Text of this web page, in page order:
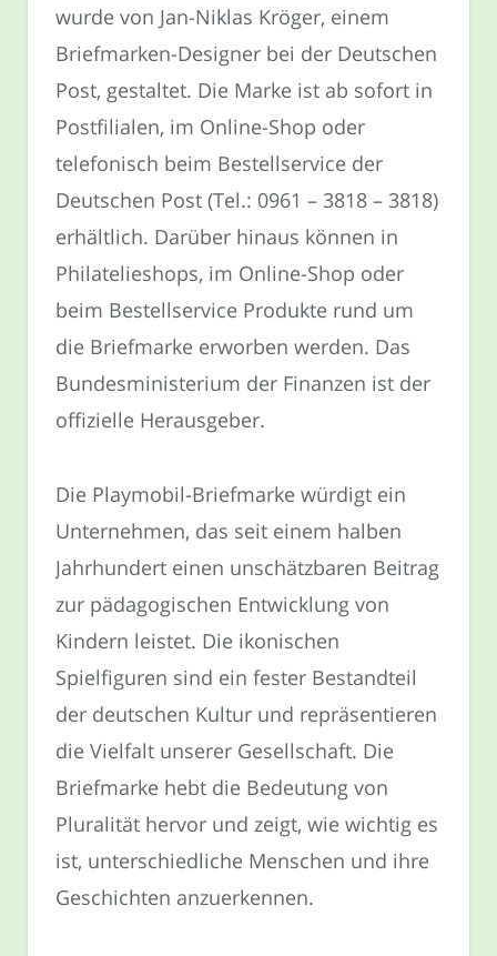
wurde von Jan-Niklas Kröger, einem
Briefmarken-Designer bei der Deutschen
Post, gestaltet. Die Marke ist ab sofort in
Postfilialen, im Online-Shop oder
telefonisch beim Bestellservice der
Deutschen Post (Tel.: 0961 – 3818 – 3818)
erhältlich. Darüber hinaus können in
Philatelieshops, im Online-Shop oder
beim Bestellservice Produkte rund um
die Briefmarke erworben werden. Das
Bundesministerium der Finanzen ist der
offizielle Herausgeber.
Die Playmobil-Briefmarke würdigt ein
Unternehmen, das seit einem halben
Jahrhundert einen unschätzbaren Beitrag
zur pädagogischen Entwicklung von
Kindern leistet. Die ikonischen
Spielfiguren sind ein fester Bestandteil
der deutschen Kultur und repräsentieren
die Vielfalt unserer Gesellschaft. Die
Briefmarke hebt die Bedeutung von
Pluralität hervor und zeigt, wie wichtig es
ist, unterschiedliche Menschen und ihre
Geschichten anzuerkennen.